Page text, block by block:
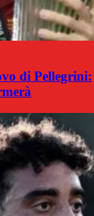
di Pellegrini: